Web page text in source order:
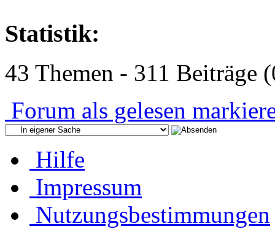
Statistik:
43 Themen - 311 Beiträge
Forum als gelesen
Hilfe
Impressum
Nutzungsbestimmungen